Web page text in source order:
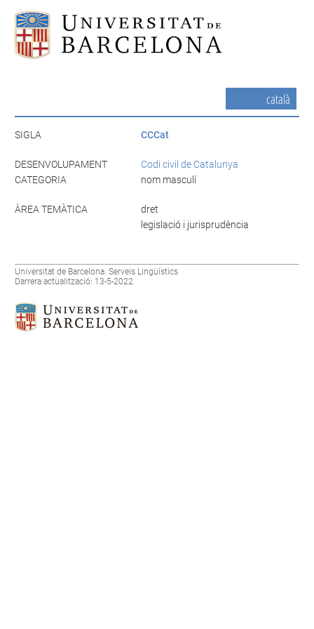
català
SIGLA CCCat
DESENVOLUPAMENT
Codi civil de Catalunya
CATEGORIA
nom masculí
ÀREA TEMÀTICA
dret
legislació i jurisprudència
Universitat de Barcelona. Serveis Lingüístics
Darrera actualització: 13-5-2022